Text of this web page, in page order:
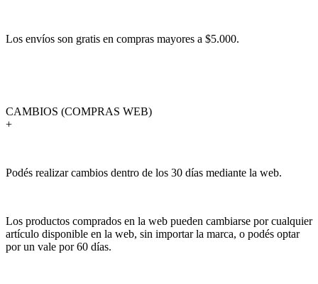
Los envíos son gratis en compras mayores a $5.000.
CAMBIOS (COMPRAS WEB)
+
Podés realizar cambios dentro de los 30 días mediante la web.
Los productos comprados en la web pueden cambiarse por cualquier
artículo disponible en la web, sin importar la marca, o podés optar
por un vale por 60 días.